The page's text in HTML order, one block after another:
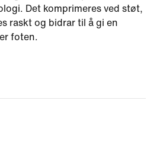
Det komprimeres ved støt,
raskt og bidrar til å gi en
foten.